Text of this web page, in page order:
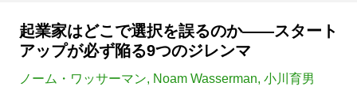
起業家はどこで選択を誤るのか――スタート
アップが必ず陥る9つのジレンマ
ノーム・ワッサーマン, Noam Wasserman, 小川育男